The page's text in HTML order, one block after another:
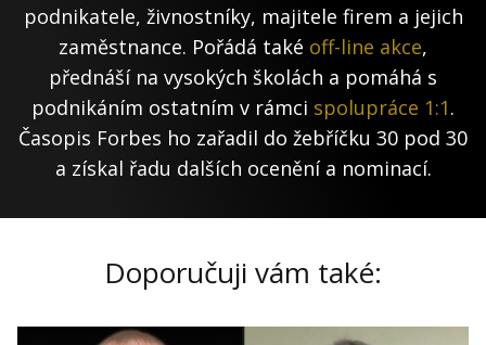
podnikatele, živnostníky, majitele firem a jejich
zaměstnance. Pořádá také off-line akce,
přednáší na vysokých školách a pomáhá s
podnikáním ostatním v rámci spolupráce 1:1.
Časopis Forbes ho zařadil do žebříčku 30 pod 30
a získal řadu dalších ocenění a nominací.
Doporučuji vám také: